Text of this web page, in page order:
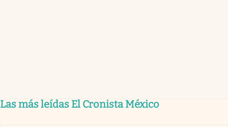
Las más leídas El Cronista México